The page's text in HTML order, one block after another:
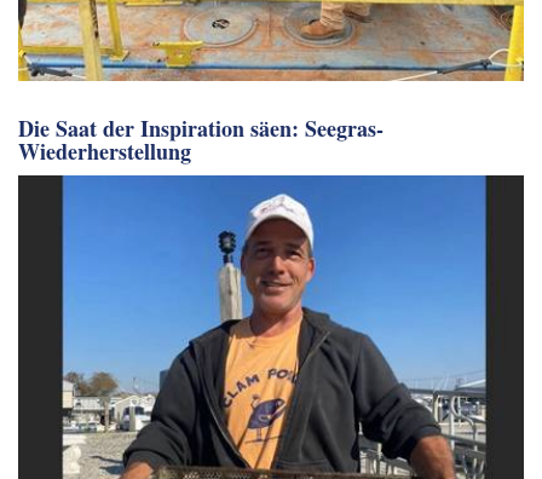
Die Saat der Inspiration säen: Seegras-
Wiederherstellung